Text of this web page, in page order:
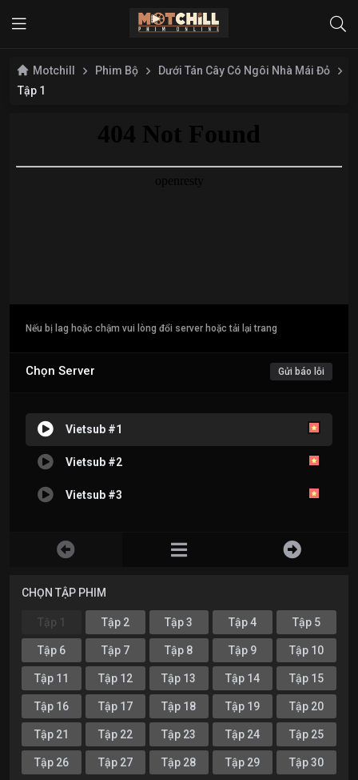
Motchill Phim Bộ
Dưới Tán Cây Có Ngôi Nhà Mái Đỏ
Tập 1
Nếu bị lag hoặc chậm vui lòng đổi server hoặc tải lại trang
Chọn Server Gửi báo lỗi
Vietsub #1
Vietsub #2
Vietsub #3
CHỌN TẬP PHIM
Tập 1 Tập 2 Tập 3 Tập 4 Tập 5
Tập 6 Tập 7 Tập 8 Tập 9 Tập 10
Tập 11 Tập 12 Tập 13 Tập 14 Tập 15
Tập 16 Tập 17 Tập 18 Tập 19 Tập 20
Tập 21 Tập 22 Tập 23 Tập 24 Tập 25
Tập 26 Tập 27 Tập 28 Tập 29 Tập 30